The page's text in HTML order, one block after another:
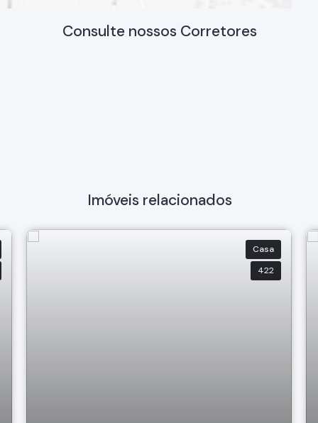
Consulte nossos Corretores
Imóveis relacionados
Casa
422